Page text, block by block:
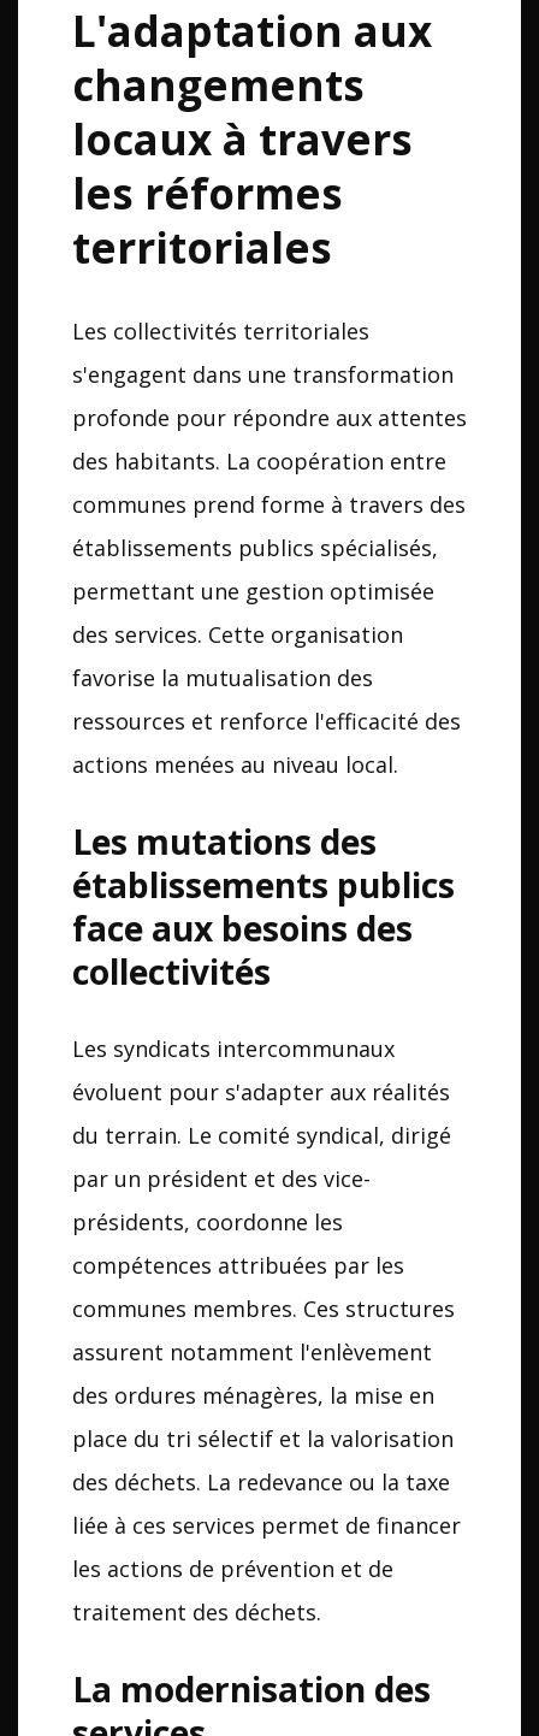
L'adaptation aux
changements
locaux à travers
les réformes
territoriales
Les collectivités territoriales
s'engagent dans une transformation
profonde pour répondre aux attentes
des habitants. La coopération entre
communes prend forme à travers des
établissements publics spécialisés,
permettant une gestion optimisée
des services. Cette organisation
favorise la mutualisation des
ressources et renforce l'efficacité des
actions menées au niveau local.
Les mutations des
établissements publics
face aux besoins des
collectivités
Les syndicats intercommunaux
évoluent pour s'adapter aux réalités
du terrain. Le comité syndical, dirigé
par un président et des vice-
présidents, coordonne les
compétences attribuées par les
communes membres. Ces structures
assurent notamment l'enlèvement
des ordures ménagères, la mise en
place du tri sélectif et la valorisation
des déchets. La redevance ou la taxe
liée à ces services permet de financer
les actions de prévention et de
traitement des déchets.
La modernisation des